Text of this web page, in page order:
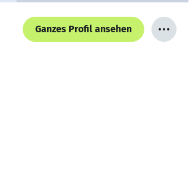
Ganzes Profil ansehen